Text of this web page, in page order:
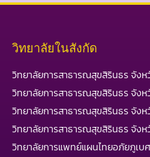
วิทยาลัยในสังกัด
วิทยาลัยการสาธารณสุขสิรินธร จัง
วิทยาลัยการสาธารณสุขสิรินธร จังห
วิทยาลัยการสาธารณสุขสิรินธร จัง
วิทยาลัยการสาธารณสุขสิรินธร จัง
วิทยาลัยการแพทย์แผนไทยอภัยภูเบ